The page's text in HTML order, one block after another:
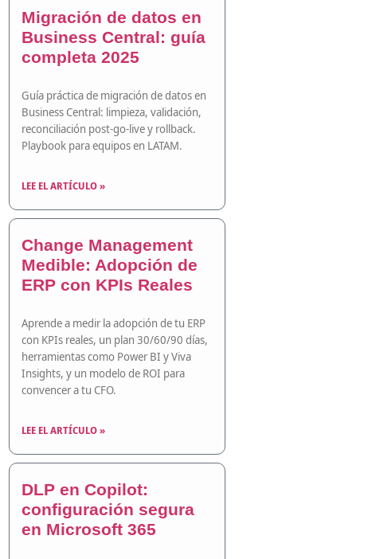
Migración de datos en
Business Central: guía
completa 2025
Guía práctica de migración de datos en
Business Central: limpieza, validación,
reconciliación post-go-live y rollback.
Playbook para equipos en LATAM.
LEE EL ARTÍCULO »
Change Management
Medible: Adopción de
ERP con KPIs Reales
Aprende a medir la adopción de tu ERP
con KPIs reales, un plan 30/60/90 días,
herramientas como Power BI y Viva
Insights, y un modelo de ROI para
convencer a tu CFO.
LEE EL ARTÍCULO »
DLP en Copilot:
configuración segura
en Microsoft 365